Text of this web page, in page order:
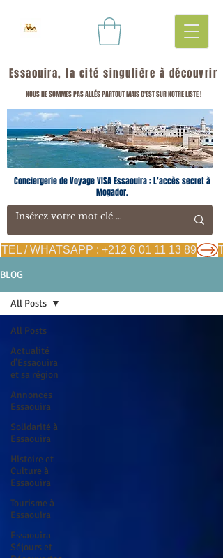
Essaouira, la cité singulière à découvrir
NOUS NE SOMMES PAS ALLÉS PARTOUT MAIS C'EST SUR NOTRE LISTE !
TEL / WHATSAPP : +212 6 01 11 13 89
Conciergerie de Voyage VISA Essaouira : L'accès secret à
Mogador.
BLOG
All Posts
Actualité
d'Essaouira
et sa région
Annonces
Essaouira
Solidarité à
Essaouira
Histoire et
Culture à
Essaouira
Tourisme à
Essaouira
Essaouira
Séjours et
All Posts